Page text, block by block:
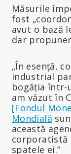
Măsurile
fost
avut o bază
dar
„În esență,
industrial
bogăția într-
am văzut în
[Fondul
Mondială
această
corporatistă
spatele ei.”